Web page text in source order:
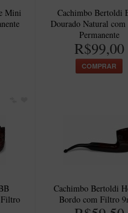
Mini
Cachimbo Bertoldi
Dourado Natural
Permanente
R$99,00
COMPRAR
Filtro
Cachimbo Bertoldi
Bordo com Filtro